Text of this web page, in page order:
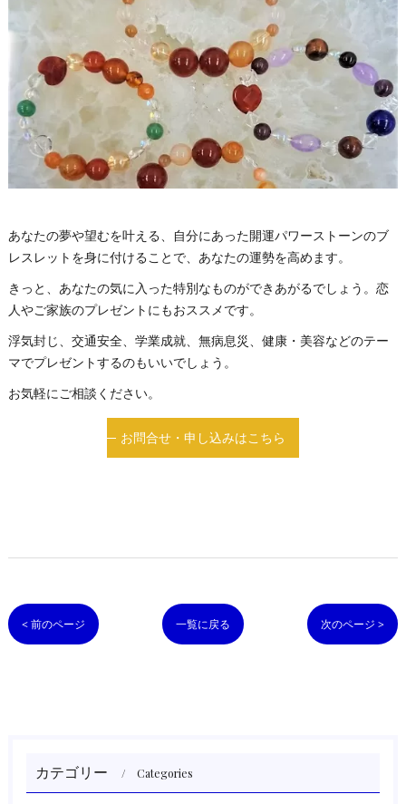
あなたの夢や望むを叶える、自分にあった開運パワーストーンのブ
レスレットを身に付けることで、あなたの運勢を高めます。
きっと、あなたの気に入った特別なものができあがるでしょう。恋
人やご家族のプレゼントにもおススメです。
浮気封じ、交通安全、学業成就、無病息災、健康・美容などのテー
マでプレゼントするのもいいでしょう。
お気軽にご相談ください。
お問合せ・申し込みはこちら
< 前のページ 一覧に戻る 次のページ >
カテゴリー Categories